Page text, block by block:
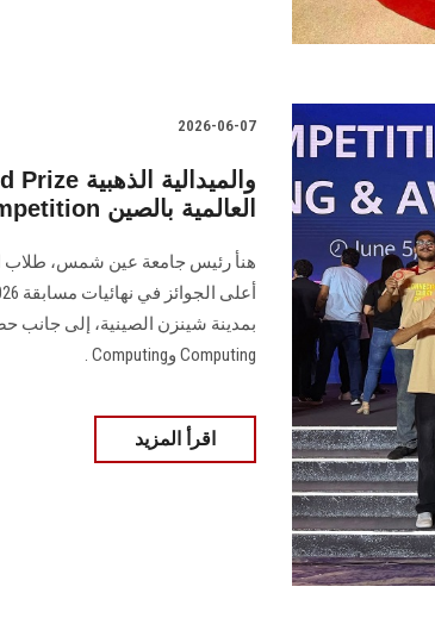
2026-06-07
في نهائيات مسابقة Huawei ICT Competition العالمية بالصين
Computing وComputing .
اقرأ المزيد